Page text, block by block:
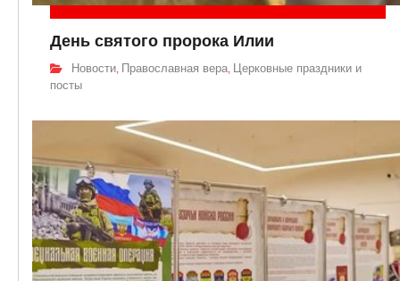
День святого пророка Илии
Новости Православная вера Церковные праздники и
посты